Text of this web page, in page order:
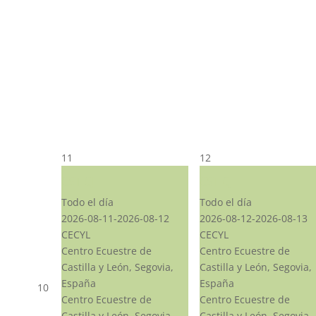
10
11
Todo el día
2026-08-11-2026-08-12
CECYL
Centro Ecuestre de
Castilla y León, Segovia,
España
Centro Ecuestre de
12
Todo el día
2026-08-12-2026-08-13
CECYL
Centro Ecuestre de
Castilla y León, Segovia,
España
Centro Ecuestre de